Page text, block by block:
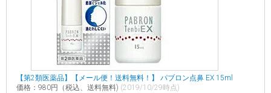
【第2類医薬品】【メール便！送料無料！】 パブロン点鼻 EX 15ml
価格：980円（税込、送料無料) (2019/10/29時点)